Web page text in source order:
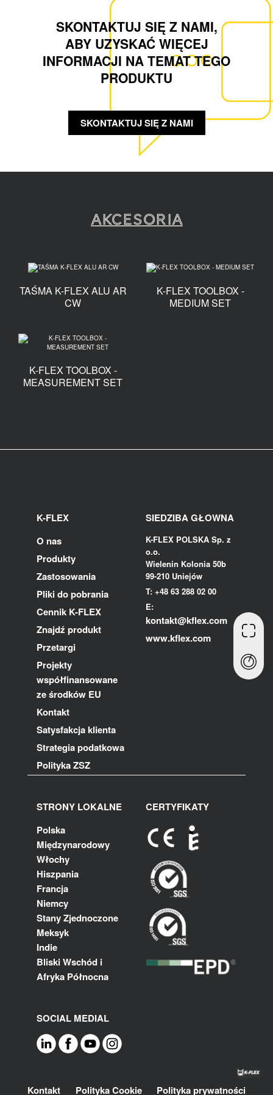
SKONTAKTUJ SIĘ Z NAMI,
ABY UZYSKAĆ WIĘCEJ
INFORMACJI NA TEMAT TEGO
PRODUKTU
SKONTAKTUJ SIĘ Z NAMI
Akcesoria
TAŚMA K-FLEX ALU AR
CW
K-FLEX TOOLBOX -
MEDIUM SET
K-FLEX TOOLBOX -
MEASUREMENT SET
K-FLEX
O nas
Produkty
Zastosowania
Pliki do pobrania
Cennik K-FLEX
Znajdź produkt
Przetargi
Projekty
współfinansowane
ze środków EU
Kontakt
Satysfakcja klienta
Strategia podatkowa
Polityka ZSZ
SIEDZIBA GŁOWNA
K-FLEX POLSKA Sp. z
o.o.
Wielenin Kolonia 50b
99-210 Uniejów
T: +48 63 288 02 00
E:
kontakt@kflex.com
www.kflex.com
STRONY LOKALNE
Polska
Międzynarodowy
Włochy
Hiszpania
Francja
Niemcy
Stany Zjednoczone
Meksyk
Indie
Bliski Wschód i
Afryka Północna
CERTYFIKATY
SOCIAL MEDIAL
Footer
Kontakt Polityka Cookie Polityka prywatności